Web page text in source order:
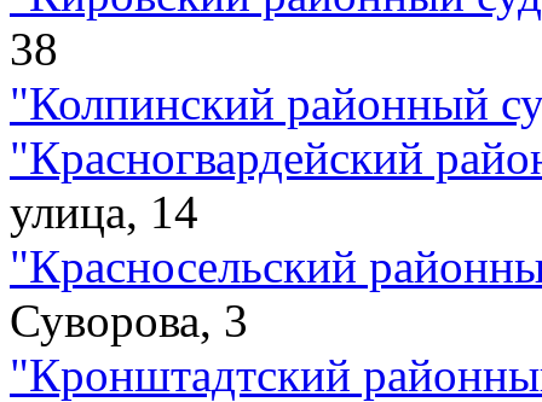
38
"Колпинский районный
"Красногвардейский
улица, 14
"Красносельский
Суворова, 3
"Кронштадтский